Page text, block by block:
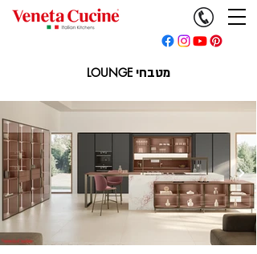
מטבחיLOUNGE